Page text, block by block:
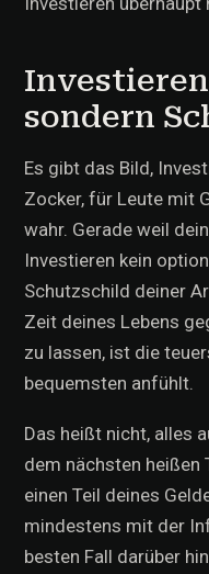
sondern
Es gibt das Bild,
Zocker, für Leute mit
wahr. Gerade weil
Investieren kein
Schutzschild deiner
Zeit deines Lebens
zu lassen, ist die
bequemsten anfühlt.
Das heißt nicht, alles
dem nächsten heißen
einen Teil deines
mindestens mit der
besten Fall darüber